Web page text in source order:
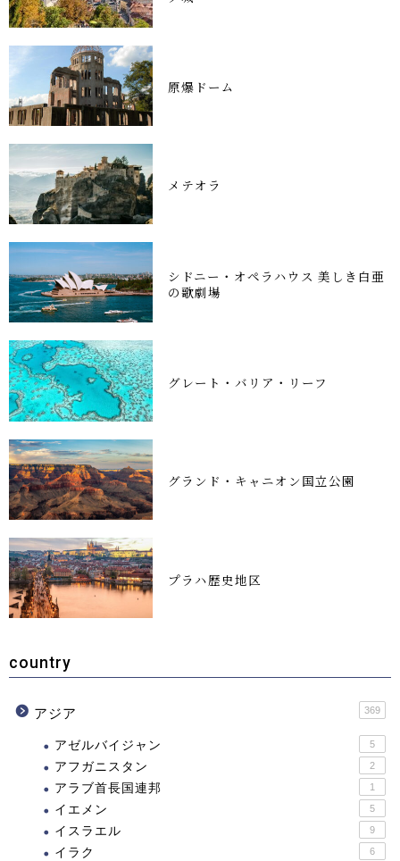
原爆ドーム
メテオラ
シドニー・オペラハウス 美しき白亜
の歌劇場
グレート・バリア・リーフ
グランド・キャニオン国立公園
プラハ歴史地区
country
アジア 369
アゼルバイジャン 5
アフガニスタン 2
アラブ首長国連邦 1
イエメン 5
イスラエル 9
イラク 6